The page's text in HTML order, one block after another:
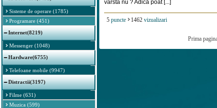
Sisteme de operare (1785)
Programare (451)
Internet(8219)
Messenger (1048)
Hardware(6755)
Telefoane mobile (9947)
Distractii(3197)
Filme (631)
Muzica (599)
varsta nu ? Adică poat [...]
5 puncte 1462 vizualizari
Prima